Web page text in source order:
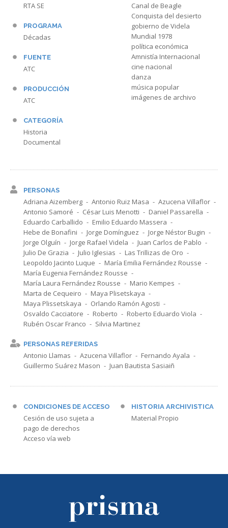
RTA SE
PROGRAMA
Décadas
FUENTE
ATC
PRODUCCIÓN
ATC
CATEGORÍA
Historia
Documental
Canal de Beagle
Conquista del desierto
gobierno de Videla
Mundial 1978
política económica
Amnistía Internacional
cine nacional
danza
música popular
imágenes de archivo
PERSONAS
Adriana Aizemberg Antonio Ruiz Masa
Azucena Villaflor
Antonio Samoré
César Luis Menotti
Daniel Passarella
Eduardo Carballido
Emilio Eduardo Massera
Hebe de Bonafini
Jorge Domínguez
Jorge Néstor Bugin
Jorge Olguín
Jorge Rafael Videla
Juan Carlos de Pablo
Julio De Grazia
Julio Iglesias
Las Trillizas de Oro
Leopoldo Jacinto Luque
María Emilia Fernández Rousse
María Eugenia Fernández Rousse
María Laura Fernández Rousse
Mario Kempes
Marta de Cequeiro
Maya Plisetskaya
Maya Plissetskaya
Orlando Ramón Agosti
Osvaldo Cacciatore
Roberto
Roberto Eduardo Viola
Rubén Oscar Franco
Silvia Martinez
PERSONAS REFERIDAS
Antonio Llamas Azucena Villaflor
Fernando Ayala
Guillermo Suárez Mason
Juan Bautista Sasiaiñ
CONDICIONES DE ACCESO
Cesión de uso sujeta a
pago de derechos
Acceso vía web
HISTORIA ARCHIVISTICA
Material Propio